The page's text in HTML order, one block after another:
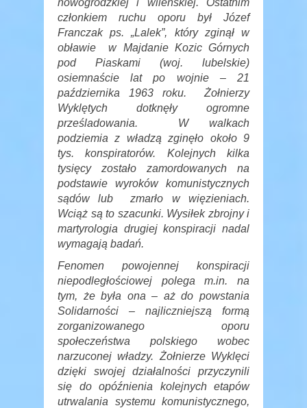
członkiem ruchu oporu był Józef
Franczak ps. „Lalek”, który zginął w
obławie w Majdanie Kozic Górnych
pod Piaskami (woj. lubelskie)
osiemnaście lat po wojnie – 21
października 1963 roku. Żołnierzy
Wyklętych dotknęły ogromne
prześladowania. W walkach
podziemia z władzą zginęło około 9
tys. konspiratorów. Kolejnych kilka
tysięcy zostało zamordowanych na
podstawie wyroków komunistycznych
sądów lub zmarło w więzieniach.
Wciąż są to szacunki. Wysiłek zbrojny i
martyrologia drugiej konspiracji nadal
wymagają badań.
Fenomen powojennej konspiracji
niepodległościowej polega m.in. na
tym, że była ona – aż do powstania
Solidarności – najliczniejszą formą
zorganizowanego oporu
społeczeństwa polskiego wobec
narzuconej władzy. Żołnierze Wyklęci
dzięki swojej działalności przyczynili
się do opóźnienia kolejnych etapów
utrwalania systemu komunistycznego,